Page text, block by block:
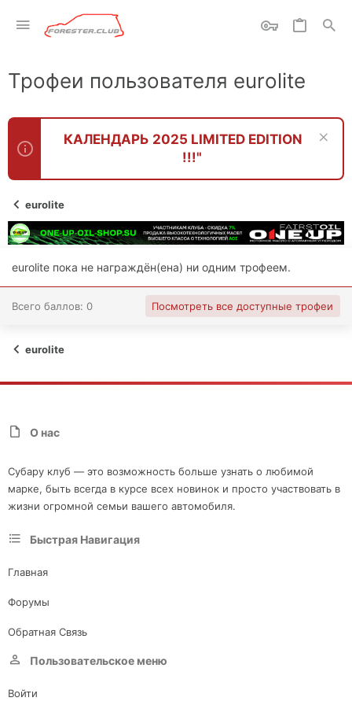
Трофеи пользователя eurolite
КАЛЕНДАРЬ 2025 LIMITED EDITION
!!!"
eurolite
eurolite пока не награждён(ена) ни одним трофеем.
Всего баллов: 0 Посмотреть все доступные трофеи
eurolite
О нас
Субару клуб — это возможность больше узнать о любимой
марке, быть всегда в курсе всех новинок и просто участвовать в
жизни огромной семьи вашего автомобиля.
Быстрая Навигация
Главная
Форумы
Обратная Связь
Пользовательское меню
Войти